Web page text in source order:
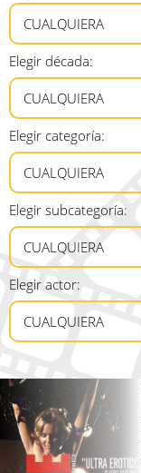
Elegir década:
Elegir categoría:
Elegir subcategoría:
Elegir actor: